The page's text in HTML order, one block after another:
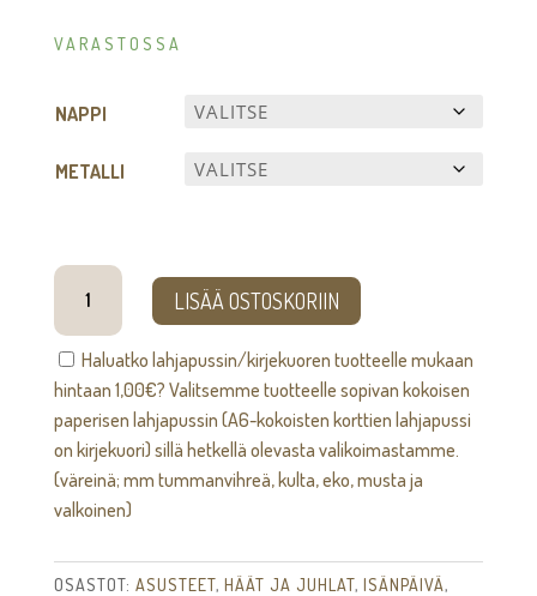
VARASTOSSA
NAPPI
METALLI
Kalvosinnapit
määrä
LISÄÄ OSTOSKORIIN
Haluatko lahjapussin/kirjekuoren tuotteelle mukaan
hintaan 1,00€? Valitsemme tuotteelle sopivan kokoisen
paperisen lahjapussin (A6-kokoisten korttien lahjapussi
on kirjekuori) sillä hetkellä olevasta valikoimastamme.
(väreinä; mm tummanvihreä, kulta, eko, musta ja
valkoinen)
OSASTOT: ASUSTEET, HÄÄT JA JUHLAT, ISÄNPÄIVÄ,